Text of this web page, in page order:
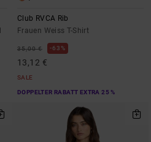
Club RVCA Rib
Frauen Weiss T-Shirt
35,00 € 63%
13,12 €
SALE
DOPPELTER RABATT EXTRA 25 %